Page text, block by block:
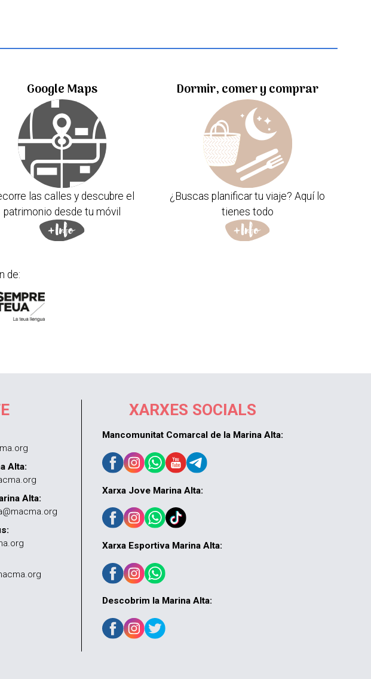
Google Maps
las calles y descubre el
patrimonio desde tu móvil
Dormir, comer y comprar
¿Buscas planificar tu viaje? Aquí lo
tienes todo
de:
Alta:
Alta:
XARXES SOCIALS
Mancomunitat Comarcal de la Marina Alta:
Xarxa Jove Marina Alta:
Xarxa Esportiva Marina Alta:
Descobrim la Marina Alta: